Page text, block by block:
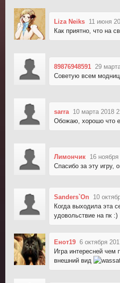
Liza Neiks 11 июня
Как приятно, что на
89876948591 29
Советую всем
sarra 10 марта 2018
Обожаю, хорошо что
Лимончик 16
Спасибо за эту игру,
Sanders`On 10
Когда выходила эта
удовольствие на пк :)
Енот19 6 октября
Игра интересней
внешний вид